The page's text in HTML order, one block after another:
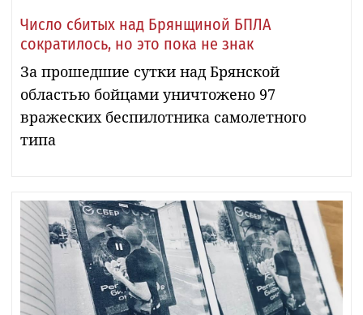
Число сбитых над Брянщиной БПЛА
сократилось, но это пока не знак
За прошедшие сутки над Брянской
областью бойцами уничтожено 97
вражеских беспилотника самолетного
типа